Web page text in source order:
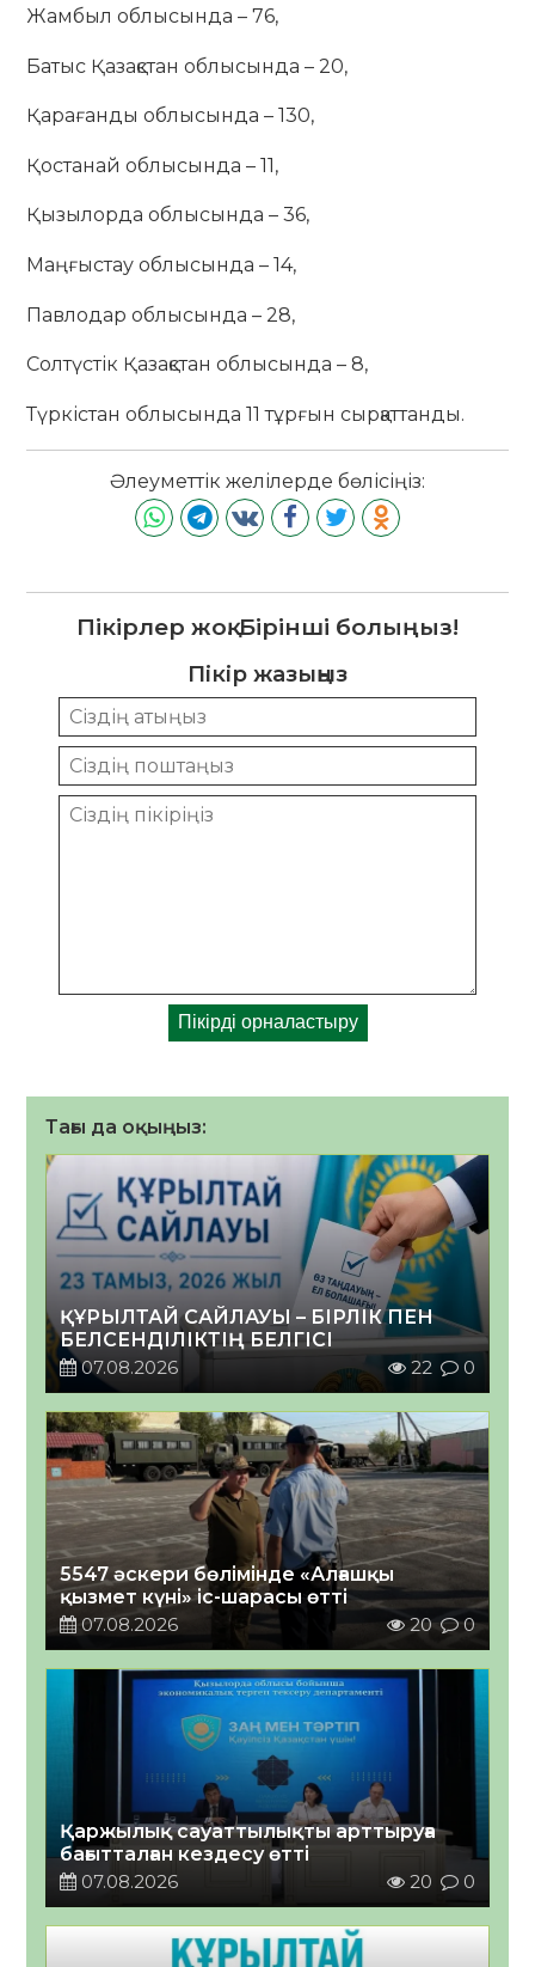
Жамбыл облысында – 76,
Батыс Қазақстан облысында – 20,
Қарағанды облысында – 130,
Қостанай облысында – 11,
Қызылорда облысында – 36,
Маңғыстау облысында – 14,
Павлодар облысында – 28,
Солтүстік Қазақстан облысында – 8,
Түркістан облысында 11 тұрғын сырқаттанды.
Әлеуметтік желілерде бөлісіңіз:
Пікірлер жоқ. Бірінші болыңыз!
Пікір жазыңыз
Тағы да оқыңыз:
ҚҰРЫЛТАЙ САЙЛАУЫ – БІРЛІК ПЕН
БЕЛСЕНДІЛІКТІҢ БЕЛГІСІ
07.08.2026
22 0
5547 әскери бөлімінде «Алғашқы
қызмет күні» іс-шарасы өтті
07.08.2026
20 0
Қаржылық сауаттылықты арттыруға
бағытталған кездесу өтті
07.08.2026
20 0